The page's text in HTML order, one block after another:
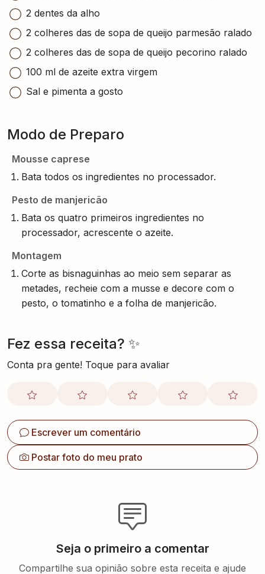
2 dentes da alho
2 colheres das de sopa de queijo parmesão ralado
2 colheres das de sopa de queijo pecorino ralado
100 ml de azeite extra virgem
Sal e pimenta a gosto
Modo de Preparo
Mousse caprese
Bata todos os ingredientes no processador.
Pesto de manjericão
Bata os quatro primeiros ingredientes no
processador, acrescente o azeite.
Montagem
Corte as bisnaguinhas ao meio sem separar as
metades, recheie com a musse e decore com o
pesto, o tomatinho e a folha de manjericão.
Fez essa receita? ✨
Conta pra gente! Toque para avaliar
Escrever um comentário
Postar foto do meu prato
Seja o primeiro a comentar
Compartilhe sua opinião sobre esta receita e ajude